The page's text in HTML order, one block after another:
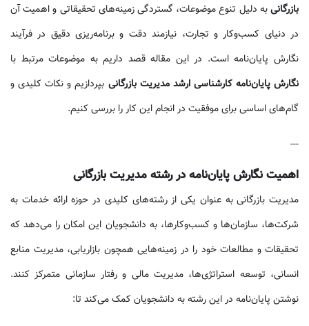
بازرگانیبه دلیل تنوع موضوعات، گستردگی زمینه‌های تحقیقاتی و اهمیت آن
در دنیای کسب‌وکار و تجارت، نیازمند دقت و برنامه‌ریزی دقیق در فرآیند
نگارش پایان‌نامه است. در این مقاله قصد داریم به موضوعات مرتبط با
نگارش پایان‌نامه کارشناسی ارشد مدیریت بازرگانی بپردازیم و نکات کلیدی و
گام‌های اساسی برای موفقیت در انجام این کار را بررسی کنیم.
---
اهمیت نگارش پایان‌نامه در رشته مدیریت بازرگانی
مدیریت بازرگانی به عنوان یکی از رشته‌های کلیدی در حوزه ارائه خدمات به
شرکت‌ها، سازمان‌ها و کسب‌وکارها، به دانشجویان این امکان را می‌دهد که
تحقیقات و مطالعات خود را در زمینه‌هایی همچون بازاریابی، مدیریت منابع
انسانی، توسعه استراتژی‌ها، مدیریت مالی و رفتار سازمانی متمرکز کنند.
نوشتن پایان‌نامه در این رشته به دانشجویان کمک می‌کند تا: